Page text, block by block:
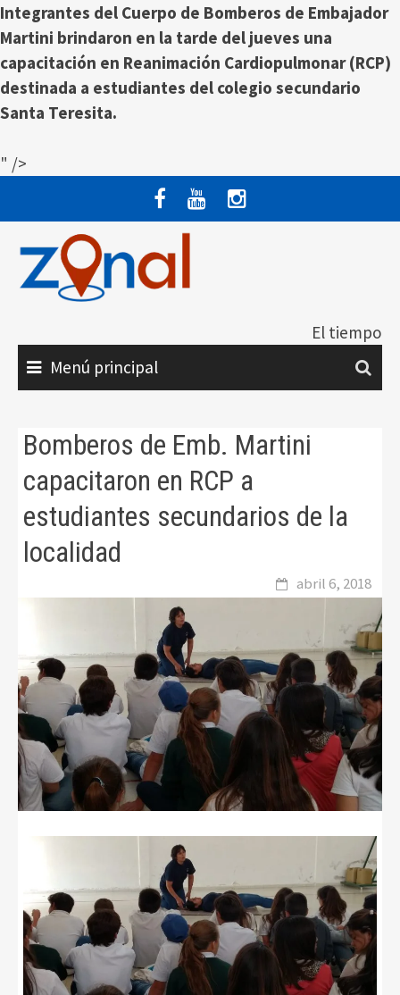
Integrantes del Cuerpo de Bomberos de Embajador
Martini brindaron en la tarde del jueves una
capacitación en Reanimación Cardiopulmonar (RCP)
destinada a estudiantes del colegio secundario
Santa Teresita.
" />
contenido
El tiempo
Menú principal
Bomberos de Emb. Martini
capacitaron en RCP a
estudiantes secundarios de la
localidad
abril 6, 2018